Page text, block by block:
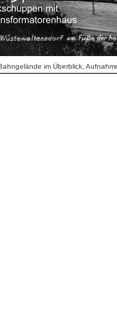
im Überblick,